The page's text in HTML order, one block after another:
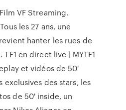
VF Streaming.
les 27 ans, une
hanter les rues de
TF1 en direct live | MYTF1
et vidéos de 50'
exclusives des stars, les
de 50' inside, un